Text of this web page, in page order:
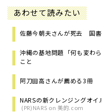
あわせて読みたい
佐藤今朝夫さんが死去 国書
沖縄の基地問題――「何も変
こと
阿刀田高さんが薦める3冊
NARSの新クレンジングオ
(PR)NARS on 美的.com